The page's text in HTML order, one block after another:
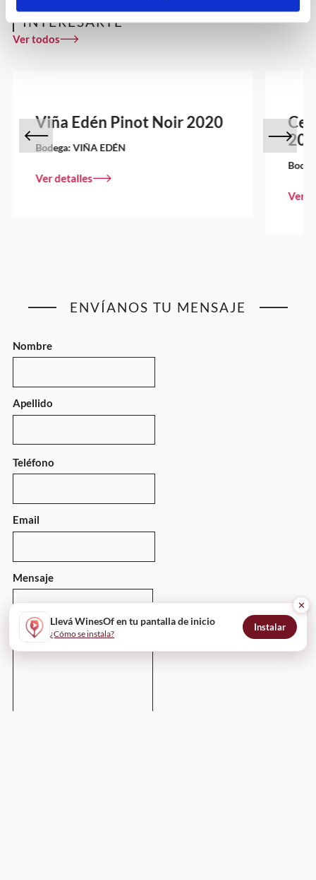
INTERESARTE
Ver todos
Viña Edén Pinot Noir 2020
Bodega:VIÑA EDÉN
Ver detalles
Ver
ENVÍANOS TU MENSAJE
Nombre
Apellido
Teléfono
Email
Mensaje
Llevá WinesOf en tu pantalla de inicio
¿Cómo se instala?
Instalar
✕